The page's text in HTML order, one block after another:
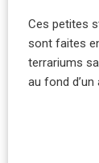
Ces petites
sont faites
terrariums
au fond d’un